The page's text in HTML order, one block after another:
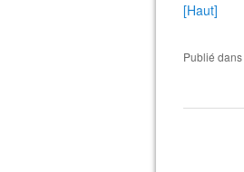
[Haut]
Publié dans